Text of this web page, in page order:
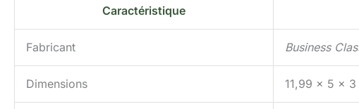
Caractéristique
Fabricant Business
Dimensions 11,99 x 5 x 3